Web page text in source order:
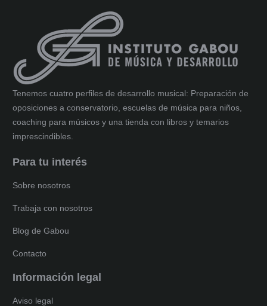
Tenemos cuatro perfiles de desarrollo musical: Preparación de
oposiciones a conservatorio, escuelas de música para niños,
coaching para músicos y una tienda con libros y temarios
imprescindibles.
Para tu interés
Sobre nosotros
Trabaja con nosotros
Blog de Gabou
Contacto
Información legal
Aviso legal